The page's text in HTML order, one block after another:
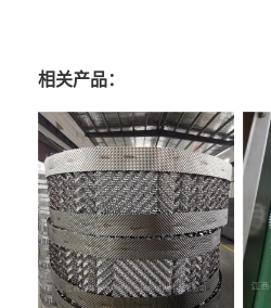
相关产品：